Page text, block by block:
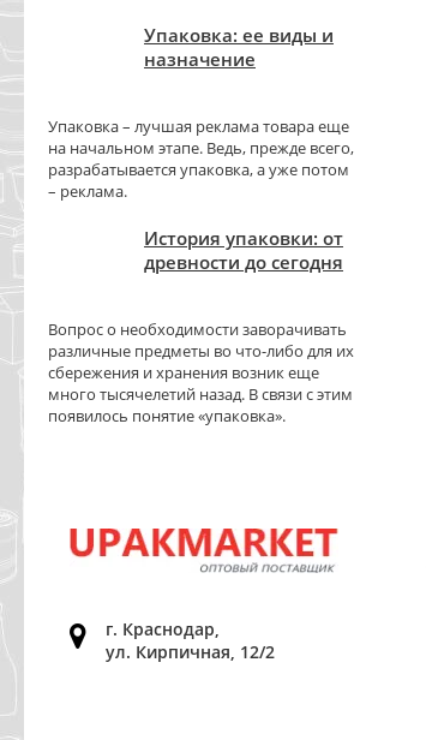
Упаковка: ее виды и
назначение
Упаковка – лучшая реклама товара еще
на начальном этапе. Ведь, прежде всего,
разрабатывается упаковка, а уже потом
– реклама.
История упаковки: от
древности до сегодня
Вопрос о необходимости заворачивать
различные предметы во что-либо для их
сбережения и хранения возник еще
много тысячелетий назад. В связи с этим
появилось понятие «упаковка».
г. Краснодар,
ул. Кирпичная, 12/2